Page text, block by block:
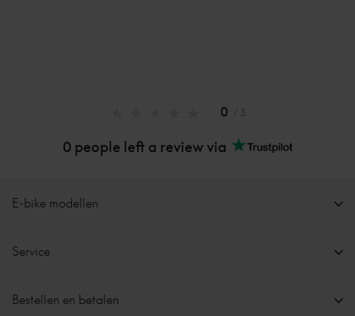
0
0 people left a review via
E-bike modellen
Service
Bestellen en betalen